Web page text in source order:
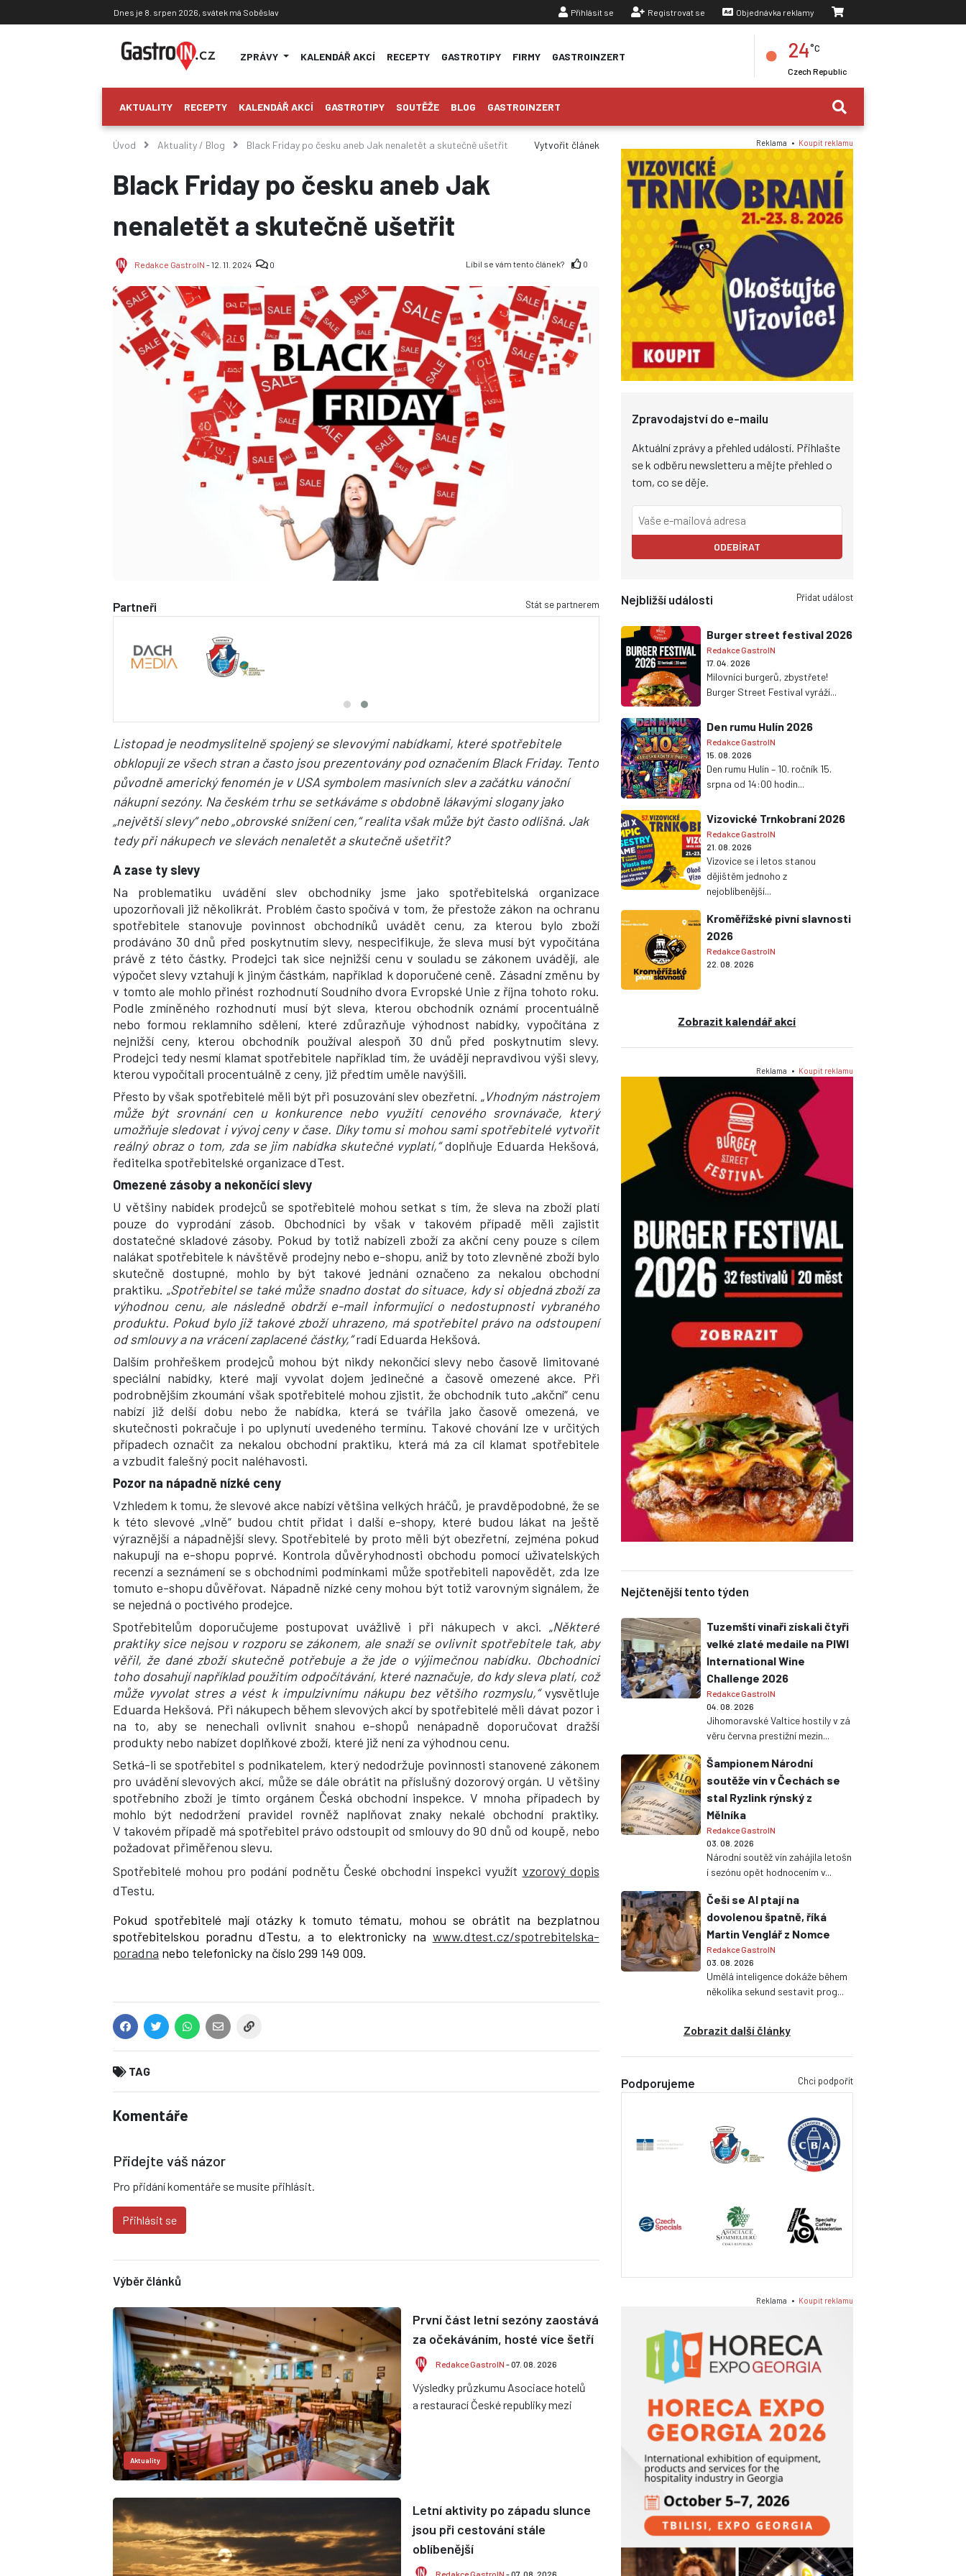
Dnes je 8. srpen 2026, svátek má Soběslav Přihlásit se Registrovat se Objednávka reklamy
ZPRÁVY KALENDÁŘ AKCÍ RECEPTY GASTROTIPY FIRMY GASTROINZERT 24°C
Czech Republic
AKTUALITY RECEPTY KALENDÁŘ AKCÍ GASTROTIPY SOUTĚŽE BLOG GASTROINZERT
Úvod Aktuality / Blog Black Friday po česku aneb Jak nenaletět a skutečně ušetřit Vytvořit článek
Black Friday po česku aneb Jak
nenaletět a skutečně ušetřit
Redakce GastroIN - 12. 11. 2024 0 Líbil se vám tento článek? 0
Partneři Stát se partnerem
Listopad je neodmyslitelně spojený se slevovými nabídkami, které spotřebitele
obklopují ze všech stran a často jsou prezentovány pod označením Black Friday. Tento
původně americký fenomén je v USA symbolem masivních slev a začátku vánoční
nákupní sezóny. Na českém trhu se setkáváme s obdobně lákavými slogany jako
„největší slevy“ nebo „obrovské snížení cen,“ realita však může být často odlišná. Jak
tedy při nákupech ve slevách nenaletět a skutečně ušetřit?
A zase ty slevy
Na problematiku uvádění slev obchodníky jsme jako spotřebitelská organizace
upozorňovali již několikrát. Problém často spočívá v tom, že přestože zákon na ochranu
spotřebitele stanovuje povinnost obchodníků uvádět cenu, za kterou bylo zboží
prodáváno 30 dnů před poskytnutím slevy, nespecifikuje, že sleva musí být vypočítána
právě z této částky. Prodejci tak sice nejnižší cenu v souladu se zákonem uvádějí, ale
výpočet slevy vztahují k jiným částkám, například k doporučené ceně. Zásadní změnu by
v tomto ale mohlo přinést rozhodnutí Soudního dvora Evropské Unie z října tohoto roku.
Podle zmíněného rozhodnutí musí být sleva, kterou obchodník oznámí procentuálně
nebo formou reklamního sdělení, které zdůrazňuje výhodnost nabídky, vypočítána z
nejnižší ceny, kterou obchodník používal alespoň 30 dnů před poskytnutím slevy.
Prodejci tedy nesmí klamat spotřebitele například tím, že uvádějí nepravdivou výši slevy,
kterou vypočítali procentuálně z ceny, již předtím uměle navýšili.
Přesto by však spotřebitelé měli být při posuzování slev obezřetní. „Vhodným nástrojem
může být srovnání cen u konkurence nebo využití cenového srovnávače, který
umožňuje sledovat i vývoj ceny v čase. Díky tomu si mohou sami spotřebitelé vytvořit
reálný obraz o tom, zda se jim nabídka skutečné vyplatí,“doplňuje Eduarda Hekšová,
ředitelka spotřebitelské organizace dTest.
Omezené zásoby a nekončící slevy
U většiny nabídek prodejců se spotřebitelé mohou setkat s tím, že sleva na zboží platí
pouze do vyprodání zásob. Obchodníci by však v takovém případě měli zajistit
dostatečné skladové zásoby. Pokud by totiž nabízeli zboží za akční ceny pouze s cílem
nalákat spotřebitele k návštěvě prodejny nebo e-shopu, aniž by toto zlevněné zboží bylo
skutečně dostupné, mohlo by být takové jednání označeno za nekalou obchodní
praktiku. „Spotřebitel se také může snadno dostat do situace, kdy si objedná zboží za
výhodnou cenu, ale následně obdrží e-mail informující o nedostupnosti vybraného
produktu. Pokud bylo již takové zboží uhrazeno, má spotřebitel právo na odstoupení
od smlouvy a na vrácení zaplacené částky,“radí Eduarda Hekšová.
Dalším prohřeškem prodejců mohou být nikdy nekončící slevy nebo časově limitované
speciální nabídky, které mají vyvolat dojem jedinečné a časově omezené akce. Při
podrobnějším zkoumání však spotřebitelé mohou zjistit, že obchodník tuto „akční“ cenu
nabízí již delší dobu nebo že nabídka, která se tvářila jako časově omezená, ve
skutečnosti pokračuje i po uplynutí uvedeného termínu. Takové chování lze v určitých
případech označit za nekalou obchodní praktiku, která má za cíl klamat spotřebitele
a vzbudit falešný pocit naléhavosti.
Pozor na nápadně nízké ceny
Vzhledem k tomu, že slevové akce nabízí většina velkých hráčů, je pravděpodobné, že se
k této slevové „vlně“ budou chtít přidat i další e-shopy, které budou lákat na ještě
výraznější a nápadnější slevy. Spotřebitelé by proto měli být obezřetní, zejména pokud
nakupují na e-shopu poprvé. Kontrola důvěryhodnosti obchodu pomocí uživatelských
recenzí a seznámení se s obchodními podmínkami může spotřebiteli napovědět, zda lze
tomuto e-shopu důvěřovat. Nápadně nízké ceny mohou být totiž varovným signálem, že
se nejedná o poctivého prodejce.
Spotřebitelům doporučujeme postupovat uvážlivě i při nákupech v akci. „Některé
praktiky sice nejsou v rozporu se zákonem, ale snaží se ovlivnit spotřebitele tak, aby
věřil, že dané zboží skutečně potřebuje a že jde o výjimečnou nabídku. Obchodníci
toho dosahují například použitím odpočítávání, které naznačuje, do kdy sleva platí, což
může vyvolat stres a vést k impulzivnímu nákupu bez většího rozmyslu,“vysvětluje
Eduarda Hekšová. Při nákupech během slevových akcí by spotřebitelé měli dávat pozor i
na to, aby se nenechali ovlivnit snahou e-shopů nenápadně doporučovat dražší
produkty nebo nabízet doplňkové zboží, které již není za výhodnou cenu.
Setká-li se spotřebitel s podnikatelem, který nedodržuje povinnosti stanovené zákonem
pro uvádění slevových akcí, může se dále obrátit na příslušný dozorový orgán. U většiny
spotřebního zboží je tímto orgánem Česká obchodní inspekce. V mnoha případech by
mohlo být nedodržení pravidel rovněž naplňovat znaky nekalé obchodní praktiky.
V takovém případě má spotřebitel právo odstoupit od smlouvy do 90 dnů od koupě, nebo
požadovat přiměřenou slevu.
Spotřebitelé mohou pro podání podnětu České obchodní inspekci využít vzorový dopis
dTestu.
Pokud spotřebitelé mají otázky k tomuto tématu, mohou se obrátit na bezplatnou
spotřebitelskou poradnu dTestu, a to elektronicky na www.dtest.cz/spotrebitelska-
poradna nebo telefonicky na číslo 299 149 009.
TAG
Komentáře
Přidejte váš názor
Pro přidání komentáře se musíte přihlásit.
Přihlásit se
Výběr článků
Aktuality
První část letní sezóny zaostává
za očekáváním, hosté více šetří
Redakce GastroIN - 07. 08. 2026
Výsledky průzkumu Asociace hotelů
a restaurací České republiky mezi
Letní aktivity po západu slunce
jsou při cestování stále
oblíbenější
Redakce GastroIN - 07. 08. 2026
Reklama • Koupit reklamu
Zpravodajství do e-mailu
Aktuální zprávy a přehled událostí. Přihlašte
se k odběru newsletteru a mějte přehled o
tom, co se děje.
ODEBÍRAT
Nejbližší události Přidat událost
Burger street festival 2026
Redakce GastroIN
17. 04. 2026
Milovníci burgerů, zbystřete!
Burger Street Festival vyráží...
Den rumu Hulín 2026
Redakce GastroIN
15. 08. 2026
Den rumu Hulín – 10. ročník 15.
srpna od 14:00 hodin...
Vizovické Trnkobraní 2026
Redakce GastroIN
21. 08. 2026
Vizovice se i letos stanou
dějištěm jednoho z
nejoblíbenější...
Kroměřížské pivní slavnosti
2026
Redakce GastroIN
22. 08. 2026
Zobrazit kalendář akcí
Reklama • Koupit reklamu
Nejčtenější tento týden
Tuzemští vinaři získali čtyři
velké zlaté medaile na PIWI
International Wine
Challenge 2026
Redakce GastroIN
04. 08. 2026
Jihomoravské Valtice hostily v zá
věru června prestižní mezin...
Šampionem Národní
soutěže vín v Čechách se
stal Ryzlink rýnský z
Mělníka
Redakce GastroIN
03. 08. 2026
Národní soutěž vín zahájila letošn
í sezónu opět hodnocením v...
Češi se AI ptají na
dovolenou špatně, říká
Martin Venglář z Nomce
Redakce GastroIN
03. 08. 2026
Umělá inteligence dokáže během
několika sekund sestavit prog...
Zobrazit další články
Podporujeme Chci podpořit
Reklama • Koupit reklamu